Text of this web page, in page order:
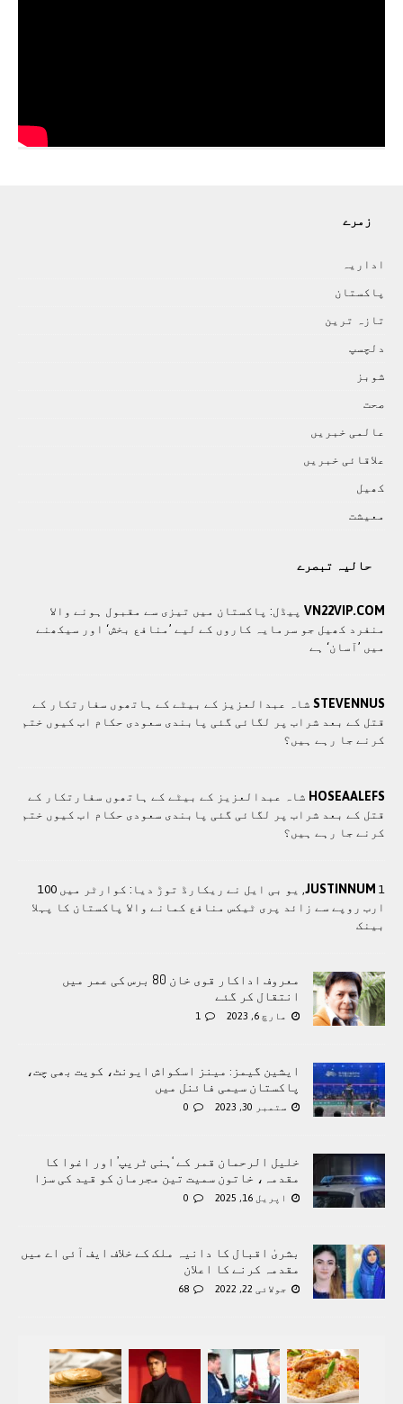
زمرے
اداريہ
پاکستان
تازہ ترين
دلچسپ
شوبز
صحت
عالمی خبريں
علاقائی خبريں
کھيل
معيشت
حالیہ تبصرے
VN22VIP.COM پیڈل: پاکستان میں تیزی سے مقبول ہونے والا
منفرد کھیل جو سرمایہ کاروں کے لیے ’منافع بخش‘ اور سیکھنے
میں ’آسان‘ ہے
STEVENNUS شاہ عبدالعزیز کے بیٹے کے ہاتھوں سفارتکار کے
قتل کے بعد شراب پر لگائی گئی پابندی سعودی حکام اب کیوں ختم
کرنے جا رہے ہیں؟
HOSEAALEFS شاہ عبدالعزیز کے بیٹے کے ہاتھوں سفارتکار کے
قتل کے بعد شراب پر لگائی گئی پابندی سعودی حکام اب کیوں ختم
کرنے جا رہے ہیں؟
JUSTINNUM
1, یو بی ایل نے ریکارڈ توڑ دیا: کوارٹر میں 100
ارب روپے سے زائد پری ٹیکس منافع کمانے والا پاکستان کا پہلا
بینک
معروف اداکار قوی خان 80 برس کی عمر میں
انتقال کر گئے
مارچ 6, 2023 1
ایشین گیمز: مینز اسکواش ایونٹ، کویت بھی چت،
پاکستان سیمی فائنل میں
ستمبر 30, 2023 0
خلیل الرحمان قمر کے ‘ہنی ٹریپ’ اور اغوا کا
مقدمہ، خاتون سمیت تین مجرمان کو قید کی سزا
اپریل 16, 2025 0
بشریٰ اقبال کا دانیہ ملک کے خلاف ایف آئی اے میں
مقدمہ کرنے کا اعلان
جولائی 22, 2022 68